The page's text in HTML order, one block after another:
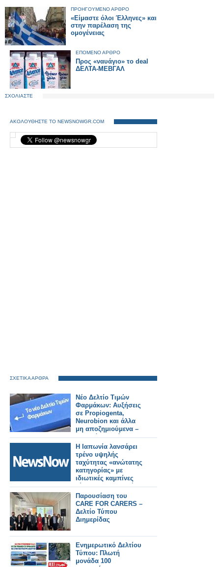
ΠΡΟΗΓΟΥΜΕΝΟ ΑΡΘΡΟ
«Είμαστε όλοι Έλληνες» και
στην παρέλαση της
ομογένειας
ΕΠΟΜΕΝΟ ΑΡΘΡΟ
Προς «ναυάγιο» το deal
ΔΕΛΤΑ-ΜΕΒΓΑΛ
ΣΧΟΛΙΑΣΤΕ
ΑΚΟΛΟΥΘΗΣΤΕ ΤΟ NEWSNOWGR.COM
ΣΧΕΤΙΚΑ ΑΡΘΡΑ
Νέο Δελτίο Τιμών
Φαρμάκων: Αυξήσεις
σε Propiogenta,
Neurobion και άλλα
μη αποζημιούμενα –
Τι αλλάζει από
31/7/2026
Η Ιαπωνία λανσάρει
τρένο υψηλής
ταχύτητας «ανώτατης
κατηγορίας» με
ιδιωτικές καμπίνες
τύπου αεροπορικής
εταιρείας.
Παρουσίαση του
CARE FOR CARERS –
Δελτίο Τύπου
Διημερίδας
Ενημερωτικό Δελτίου
Τύπου: Πλωτή
μονάδα 100